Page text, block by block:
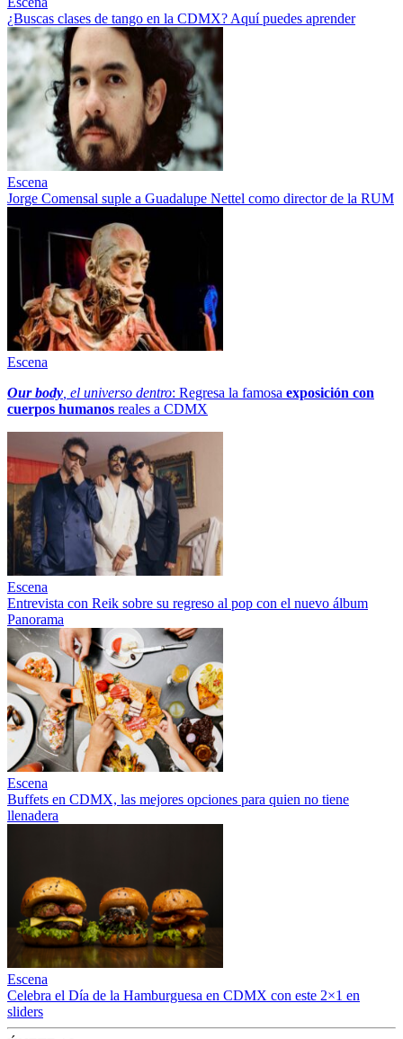
¿Buscas clases de tango en la CDMX? Aquí puedes aprender
Escena
Jorge Comensal suple a Guadalupe Nettel como director de la RUM
Escena
Our body , el universo dentro: Regresa la famosa exposición con
cuerpos humanos reales a CDMX
Escena
Entrevista con Reik sobre su regreso al pop con el nuevo álbum
Panorama
Escena
Buffets en CDMX, las mejores opciones para quien no tiene
llenadera
Escena
Celebra el Día de la Hamburguesa en CDMX con este 2×1 en
sliders